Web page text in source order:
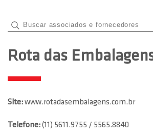
Rota das
Site:www.rotadasembalagens.com.br
Telefone:(11) 5611.9755 / 5565.8840